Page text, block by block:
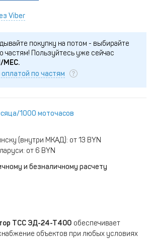
Viber
покупку на потом - выбирайте
частям! Пользуйтесь уже сейчас
МЕС.
оплатой по частям
1000 моточасов
(внутри МКАД): от 13 BYN
от 6 BYN
и безналичному расчету
ТСС ЭД-24-Т400 обеспечивает
объектов при любых условиях